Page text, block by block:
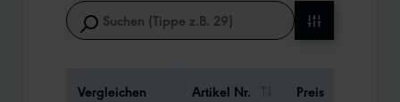
Vergleichen Artikel Nr. Preis